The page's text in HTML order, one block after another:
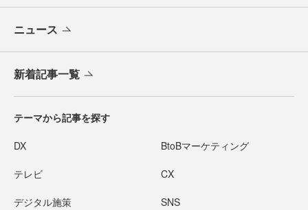
ニュース
新着記事一覧
テーマから記事を探す
DX BtoBマーケティング
テレビ CX
デジタル施策 SNS